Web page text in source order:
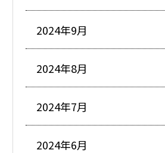
2024年9月
2024年8月
2024年7月
2024年6月